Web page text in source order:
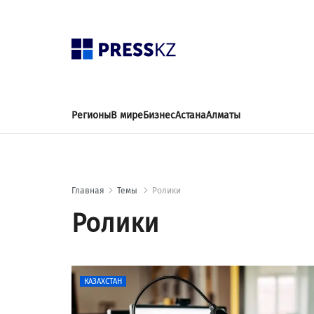
РегионыВ миреБизнесАстанаАлматы
Главная Темы Ролики
Ролики
КАЗАХСТАН